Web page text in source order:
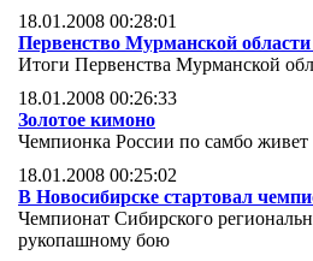
18.01.2008 00:28:01
Первенство Мурманской области
Итоги Первенства Мурманской
18.01.2008 00:26:33
Золотое кимоно
Чемпионка России по самбо живет
18.01.2008 00:25:02
В Новосибирске стартовал
Чемпионат Сибирского
рукопашному бою